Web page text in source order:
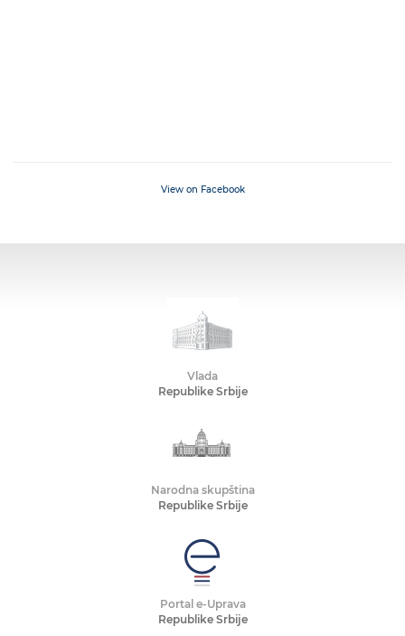
View on Facebook
Vlada
Republike Srbije
Narodna skupština
Republike Srbije
Portal e-Uprava
Republike Srbije